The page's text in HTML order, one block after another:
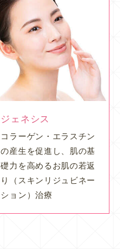
ジェネシス
コラーゲン・エラスチン
の産生を促進し、肌の基
礎力を高めるお肌の若返
り（スキンリジュビネー
ション）治療